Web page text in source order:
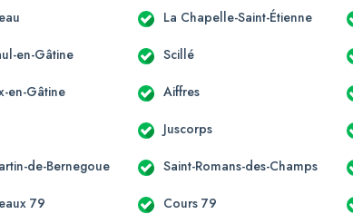
La Chapelle-Saint-Étienne
en-Gâtine Scillé
en-Gâtine Aiffres
Juscorps
de-Bernegoue Saint-Romans-des-Champs
79 Cours 79